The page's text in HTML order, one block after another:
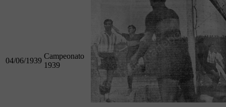
04/06/1939
Campeonato
1939